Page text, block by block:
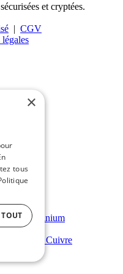
et cryptées.
| CGV
- Cuivre
- Aluminium
- Armé Cuivre
×
tous
TOUT